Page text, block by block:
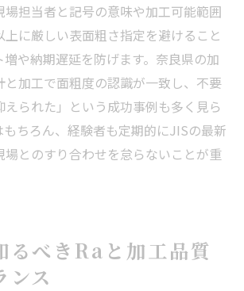
場担当者と記号の意味や加工可能範囲
上に厳しい表面粗さ指定を避けること
や納期遅延を防げます。奈良県の加
と加工で面粗度の認識が一致し、不要
られた」という成功事例も多く見ら
もちろん、経験者も定期的にJISの最新
場とのすり合わせを怠らないことが重
るべきRaと加工品質
ンス